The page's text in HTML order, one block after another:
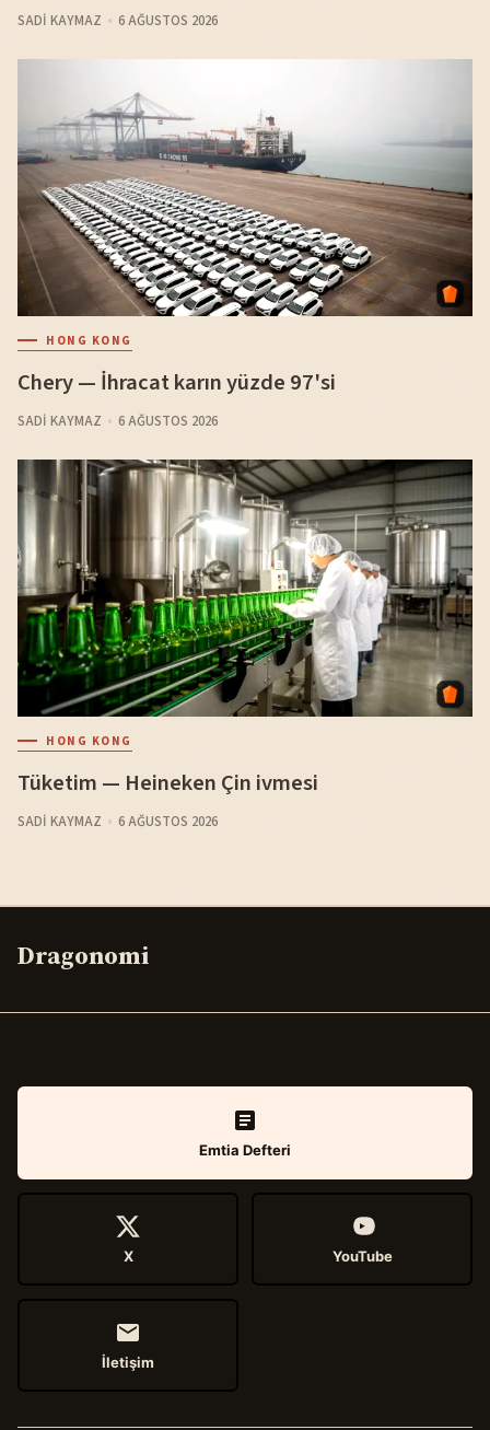
SADI KAYMAZ 6 AĞUSTOS 2026
HONG KONG
Chery — İhracat karın yüzde 97'si
SADI KAYMAZ 6 AĞUSTOS 2026
HONG KONG
Tüketim — Heineken Çin ivmesi
SADI KAYMAZ 6 AĞUSTOS 2026
Dragonomi
Emtia Defteri
X YouTube
İletişim